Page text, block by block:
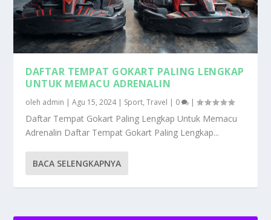
DAFTAR TEMPAT GOKART PALING LENGKAP
UNTUK MEMACU ADRENALIN
oleh admin |Agu 15, 2024| Sport,Travel | 0 |
Daftar Tempat Gokart Paling Lengkap Untuk Memacu
Adrenalin Daftar Tempat Gokart Paling Lengkap...
BACA SELENGKAPNYA